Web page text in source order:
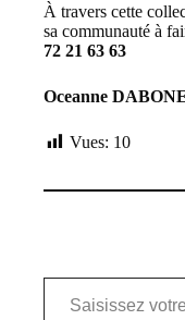
À travers cette
sa communauté à
72 21 63 63
Oceanne
Vues: 10
Saisissez votre adresse e-mail…